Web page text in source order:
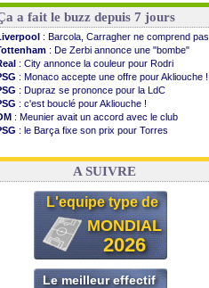
a fait le buzz depuis 7 jours
: Barcola, Carragher ne comprend pas
: De Zerbi annonce une "bombe"
: City annonce la couleur pour Rodri
: Monaco accepte une offre pour Akliouche !
: Dupraz se prononce pour la LdC
: c'est bouclé pour Akliouche !
: Meunier avait un accord avec le club
: le Barça fixe son prix pour Torres
: Infantino sollicite Trump
A SUIVRE
L'equipe type de
MONDIAL
2026
Le meilleur effectif